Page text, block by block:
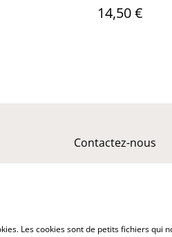
14,50 €
Contactez-nous
Les cookies sont de petits fichiers qui